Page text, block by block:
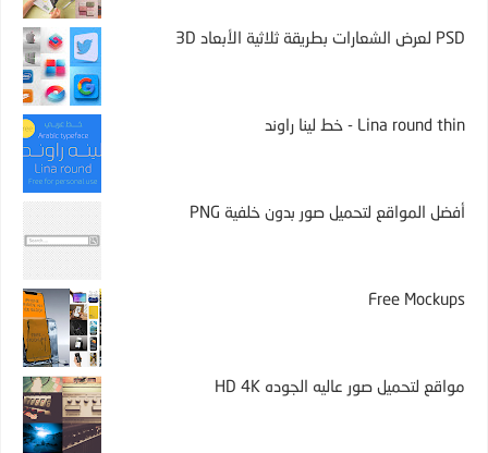
PSD لعرض الشعارات بطريقة ثلاثية الأبعاد 3D
Lina round thin - خط لينا راوند
أفضل المواقع لتحميل صور بدون خلفية PNG
Free Mockups
مواقع لتحميل صور عاليه الجوده HD 4K